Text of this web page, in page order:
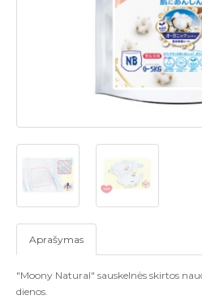
Aprašymas
"Moony Natural" sauskelnės skirtos
dienos.